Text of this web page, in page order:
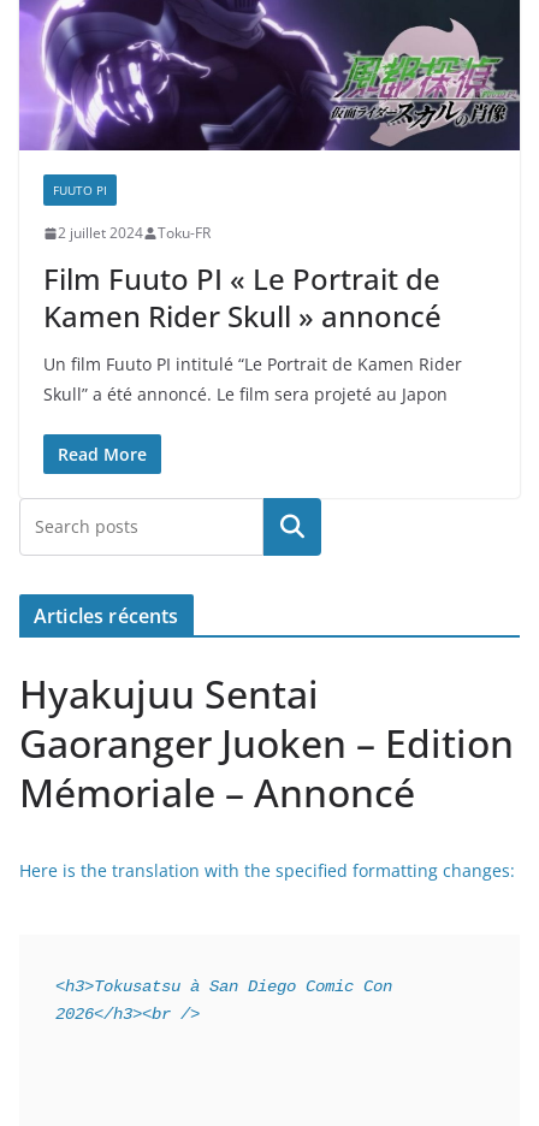
FUUTO PI
2 juillet 2024 Toku-FR
Film Fuuto PI « Le Portrait de
Kamen Rider Skull » annoncé
Un film Fuuto PI intitulé “Le Portrait de Kamen Rider
Skull” a été annoncé. Le film sera projeté au Japon
Read More
Rechercher
Articles récents
Hyakujuu Sentai
Gaoranger Juoken – Edition
Mémoriale – Annoncé
Here is the translation with the specified formatting changes:
<h3>Tokusatsu à San Diego Comic Con
2026</h3><br />